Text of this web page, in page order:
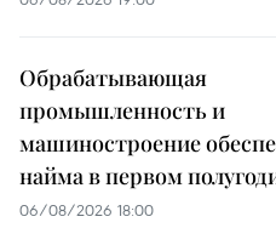
Обрабатывающая
промышленность и
машиностроение
найма в первом
06/08/2026 18:00